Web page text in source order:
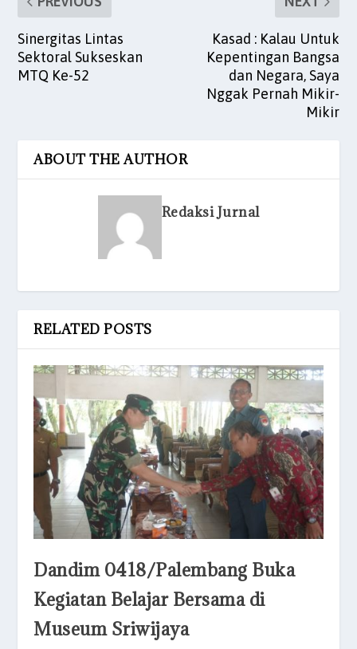
Sinergitas Lintas
Sektoral Sukseskan
MTQ Ke-52
Kasad : Kalau Untuk
Kepentingan Bangsa
dan Negara, Saya
Nggak Pernah Mikir-
Mikir
ABOUT THE AUTHOR
Redaksi Jurnal
RELATED POSTS
Dandim 0418/Palembang Buka
Kegiatan Belajar Bersama di
Museum Sriwijaya